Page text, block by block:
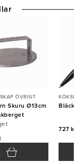
ÖVRIGT
Skuru Ø13cm
727 kr/